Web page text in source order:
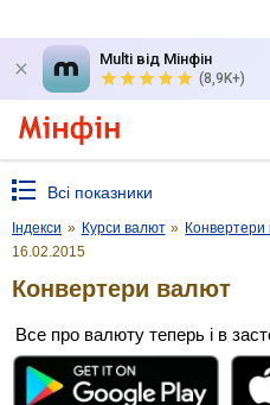
Multi від Мінфін
(8,9K+)
Всі показники
Індекси » Курси валют » Конвертери
16.02.2015
Конвертери валют
Все про валюту теперь і в